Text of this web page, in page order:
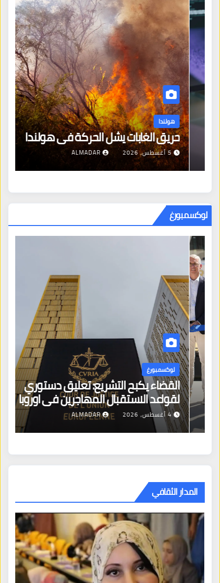
هولندا
حريق الغابات يشل الحركة في هولندا
5 أغسطس، 2026 ALMADAR
لوكسمبورغ
لوكسمبورغ
القضاء يكبح التشريع: تعليق دستوري
لقواعد الاستقبال المهاجرين في اوروبا
4 أغسطس، 2026 ALMADAR
المدار الثقافي